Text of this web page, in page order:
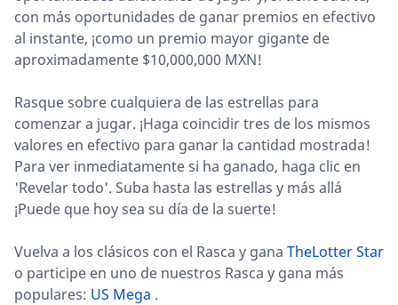
con más oportunidades de ganar premios en efectivo
al instante, ¡como un premio mayor gigante de
aproximadamente $10,000,000 MXN!
Rasque sobre cualquiera de las estrellas para
comenzar a jugar. ¡Haga coincidir tres de los mismos
valores en efectivo para ganar la cantidad mostrada!
Para ver inmediatamente si ha ganado, haga clic en
'Revelar todo'. Suba hasta las estrellas y más allá
¡Puede que hoy sea su día de la suerte!
Vuelva a los clásicos con el Rasca y gana TheLotter Star
o participe en uno de nuestros Rasca y gana más
populares: US Mega .